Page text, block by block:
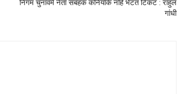
निगम चुनावमे नेता सबहक कनियाँकें नहि भेटत टिकट : राहुल
गांधी